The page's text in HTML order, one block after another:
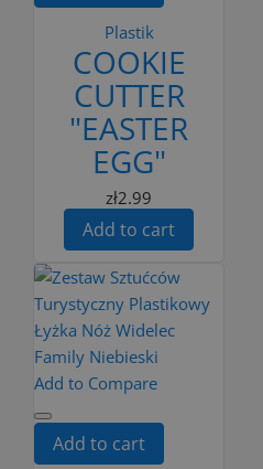
Plastik
COOKIE
CUTTER
"EASTER
EGG"
zł2.99
Add to cart
Add to Compare
Add to cart